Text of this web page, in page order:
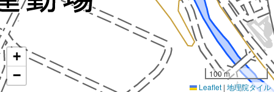
+
−
100 m
Leaflet | 地理院タイル